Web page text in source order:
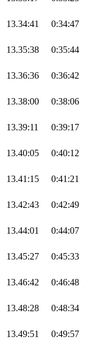
13.34:41 0:34:47
13.35:38 0:35:44
13.36:36 0:36:42
13.38:00 0:38:06
13.39:11 0:39:17
13.40:05 0:40:12
13.41:15 0:41:21
13.42:43 0:42:49
13.44:01 0:44:07
13.45:27 0:45:33
13.46:42 0:46:48
13.48:28 0:48:34
13.49:51 0:49:57